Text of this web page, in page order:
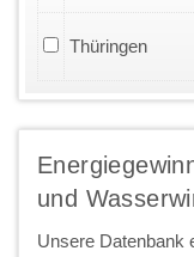
Thüringen
und
Unsere Datenbank